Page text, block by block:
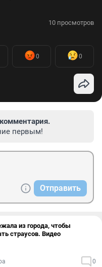
10 просмотров
0 0
первым!
Отправить
из города, чтобы
страусов. Видео
0